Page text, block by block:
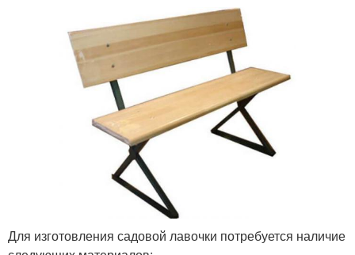
Для изготовления садовой лавочки потребуется наличие